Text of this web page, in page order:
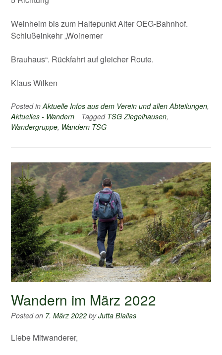
Weinheim bis zum Haltepunkt Alter OEG-Bahnhof.
Schlußeinkehr „Woinemer
Brauhaus“. Rückfahrt auf gleicher Route.
Klaus Wilken
Posted in Aktuelle Infos aus dem Verein und allen Abteilungen,
Aktuelles - Wandern
Tagged TSG Ziegelhausen,
Wandergruppe, Wandern TSG
Wandern im März 2022
Posted on 7. März 2022 byJutta Biallas
Liebe Mitwanderer,